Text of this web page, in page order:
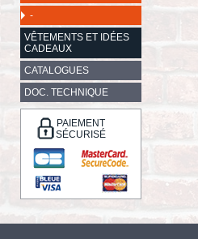
-
VÊTEMENTS ET IDÉES
CADEAUX
CATALOGUES
DOC. TECHNIQUE
PAIEMENT
SÉCURISÉ